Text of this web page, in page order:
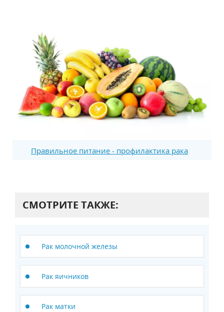
Правильное питание - профилактика рака
СМОТРИТЕ ТАКЖЕ:
Рак молочной железы
Рак яичников
Рак матки